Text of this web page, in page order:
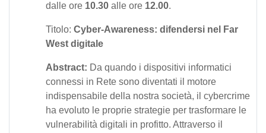
dalle ore 10.30 alle ore 12.00.
Titolo: Cyber-Awareness: difendersi nel Far
West digitale
Abstract: Da quando i dispositivi informatici
connessi in Rete sono diventati il motore
indispensabile della nostra società, il cybercrime
ha evoluto le proprie strategie per trasformare le
vulnerabilità digitali in profitto. Attraverso il